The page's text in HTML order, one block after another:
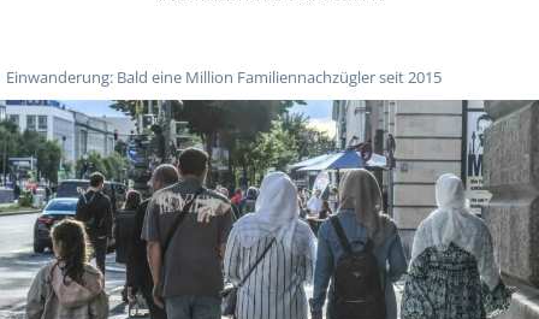
Einwanderung: Bald eine Million Familiennachzügler seit 2015